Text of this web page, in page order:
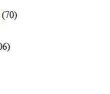
(70)